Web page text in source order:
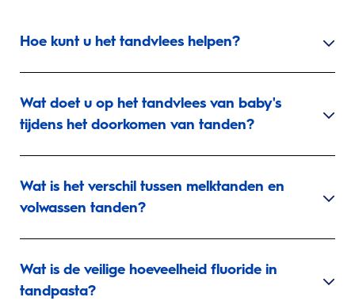
Hoe kunt u het tandvlees helpen?
Wat doet u op het tandvlees van baby's
tijdens het doorkomen van tanden?
Wat is het verschil tussen melktanden en
volwassen tanden?
Wat is de veilige hoeveelheid fluoride in
tandpasta?